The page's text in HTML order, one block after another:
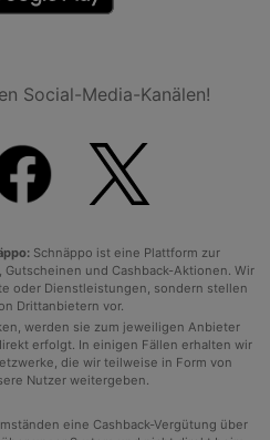
Social-Media-Kanälen!
Schnäppo ist eine Plattform zur
und Cashback-Aktionen. Wir
oder Dienstleistungen, sondern stellen
Drittanbietern vor.
werden sie zum jeweiligen Anbieter
erfolgt. In einigen Fällen erhalten wir
die wir teilweise in Form von
Nutzer weitergeben.
eine Cashback-Vergütung über